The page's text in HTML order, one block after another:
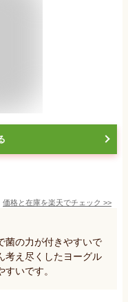
価格と在庫を楽天でチェック >>
菌の力が付きやすいで
考え尽くしたヨーグル
いです。